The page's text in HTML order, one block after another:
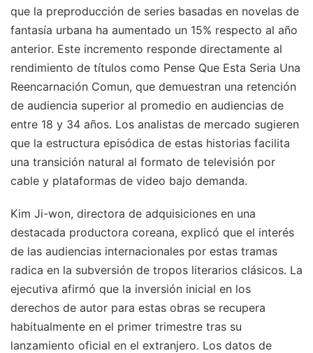
que la preproducción de series basadas en novelas de
fantasía urbana ha aumentado un 15% respecto al año
anterior. Este incremento responde directamente al
rendimiento de títulos como Pense Que Esta Seria Una
Reencarnación Comun, que demuestran una retención
de audiencia superior al promedio en audiencias de
entre 18 y 34 años. Los analistas de mercado sugieren
que la estructura episódica de estas historias facilita
una transición natural al formato de televisión por
cable y plataformas de video bajo demanda.
Kim Ji-won, directora de adquisiciones en una
destacada productora coreana, explicó que el interés
de las audiencias internacionales por estas tramas
radica en la subversión de tropos literarios clásicos. La
ejecutiva afirmó que la inversión inicial en los
derechos de autor para estas obras se recupera
habitualmente en el primer trimestre tras su
lanzamiento oficial en el extranjero. Los datos de